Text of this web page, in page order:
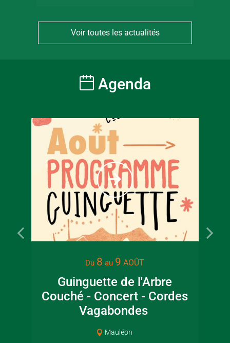
Voir toutes les actualités
Agenda
Du 8 au 9 AOÛT
Guinguette de l'Arbre
Couché - Concert - Cordes
Vagabondes
Mauléon